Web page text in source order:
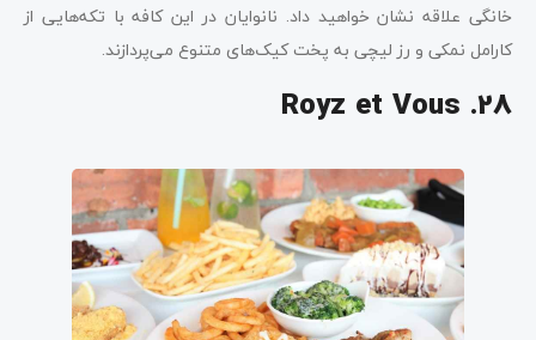
خانگی علاقه نشان خواهید داد. نانوایان در این کافه با تکه‌هایی از
کارامل نمکی و رز لیچی به پخت کیک‌های متنوع می‌پردازند.
Royz et Vous .28